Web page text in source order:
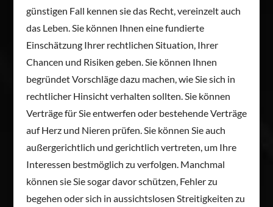
günstigen Fall kennen sie das Recht, vereinzelt auch
das Leben. Sie können Ihnen eine fundierte
Einschätzung Ihrer rechtlichen Situation, Ihrer
Chancen und Risiken geben. Sie können Ihnen
begründet Vorschläge dazu machen, wie Sie sich in
rechtlicher Hinsicht verhalten sollten. Sie können
Verträge für Sie entwerfen oder bestehende Verträge
auf Herz und Nieren prüfen. Sie können Sie auch
außergerichtlich und gerichtlich vertreten, um Ihre
Interessen bestmöglich zu verfolgen. Manchmal
können sie Sie sogar davor schützen, Fehler zu
begehen oder sich in aussichtslosen Streitigkeiten zu